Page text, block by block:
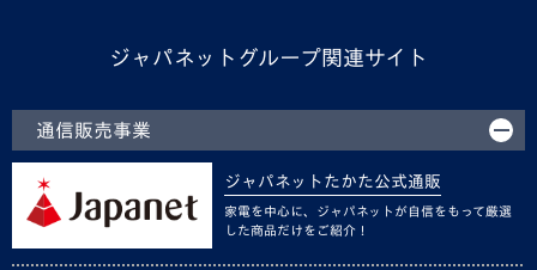
ジャパネットグループ関連サイト
通信販売事業
ジャパネットたかた公式通販
家電を中心に、ジャパネットが自信をもって厳選
した商品だけをご紹介！